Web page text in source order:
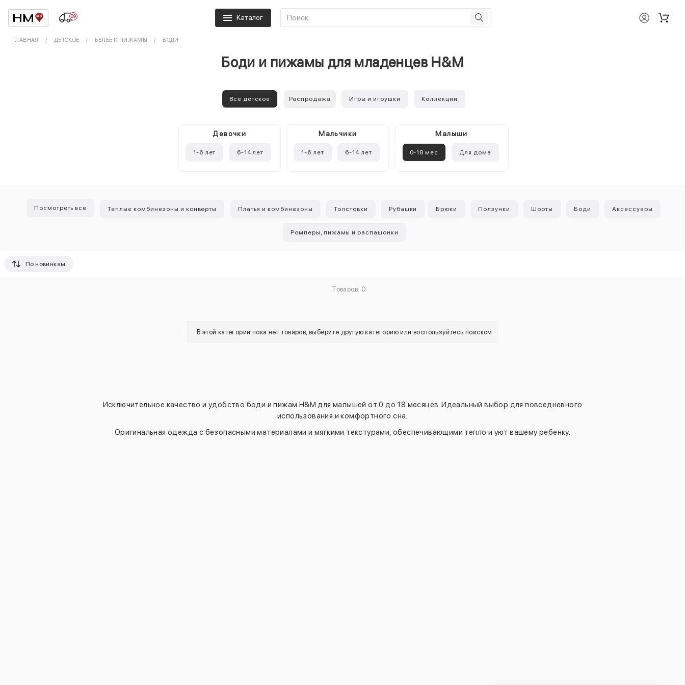
89 Каталог
ГЛАВНАЯ ДЕТСКОЕ БЕЛЬЕ И ПИЖАМЫ БОДИ
Боди и пижамы для младенцев H&M
Всё детское Распродажа Игры и игрушки Коллекции
Девочки
1-6 лет 6-14 лет
Mальчики
1-6 лет 6-14 лет
Малыши
0-18 мес Для дома
Посмотреть все Теплые комбинезоны и конверты Платья и комбинезоны Толстовки Рубашки Брюки Ползунки Шорты Боди Аксессуары
Ромперы, пижамы и распашонки
По новинкам
Товаров: 0
В этой категории пока нет товаров, выберите другую категорию или воспользуйтесь поиском
Исключительное качество и удобство боди и пижам H&M для малышей от 0 до 18 месяцев. Идеальный выбор для повседневного
использования и комфортного сна.
Оригинальная одежда с безопасными материалами и мягкими текстурами, обеспечивающими тепло и уют вашему ребенку.